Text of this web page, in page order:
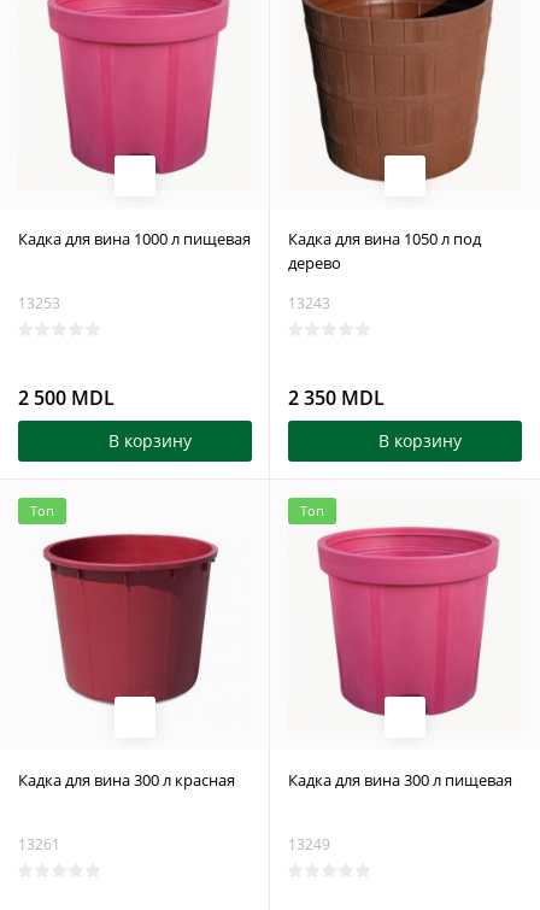
Кадка для вина 1000 л пищевая
13253
2 500 MDL
В корзину
Кадка для вина 1050 л под
дерево
13243
2 350 MDL
В корзину
Топ
Кадка для вина 300 л красная
13261
Топ
Кадка для вина 300 л пищевая
13249